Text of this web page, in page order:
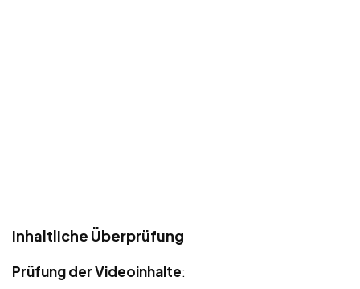
Inhaltliche Überprüfung
Prüfung der Videoinhalte: